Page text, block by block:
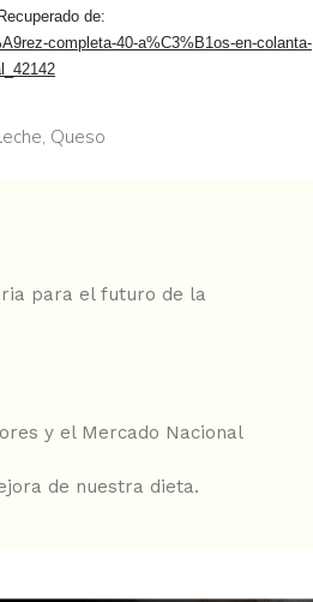
Recuperado de:
completa-40-a%C3%B1os-en-colanta-
leche, Queso
para el futuro de la
y el Mercado Nacional
de nuestra dieta.